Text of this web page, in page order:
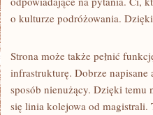
o kulturze podróżowania.
Strona może także pełnić
infrastrukturę. Dobrze
sposób nienużący. Dzięki temu
się linia kolejowa od magistrali.